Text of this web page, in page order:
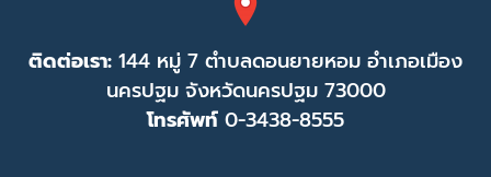
ติดต่อเรา: 144 หมู่ 7 ตำบลดอนยายหอม อำเภอเมือง
นครปฐม จังหวัดนครปฐม 73000
โทรศัพท์ 0-3438-8555